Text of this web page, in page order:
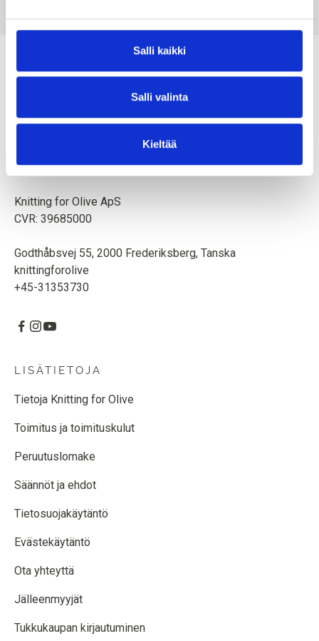
Salli kaikki
Salli valinta
Kieltää
eläimiä ja ympäristöä kunnioittaen. Toimipaikka on
Kööpenhaminassa, Tanskassa.
Knitting for Olive ApS
CVR: 39685000
Godthåbsvej 55, 2000 Frederiksberg, Tanska
knittingforolive
+45-31353730
LISÄTIETOJA
Tietoja Knitting for Olive
Toimitus ja toimituskulut
Peruutuslomake
Säännöt ja ehdot
Tietosuojakäytäntö
Evästekäytäntö
Ota yhteyttä
Jälleenmyyjät
Tukkukaupan kirjautuminen